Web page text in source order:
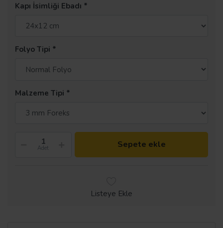
Kapı İsimliği Ebadı
Folyo Tipi
Malzeme Tipi
Adet Sepete ekle
Listeye Ekle